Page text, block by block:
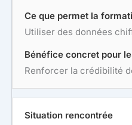
Utiliser des données
Renforcer la crédibilité